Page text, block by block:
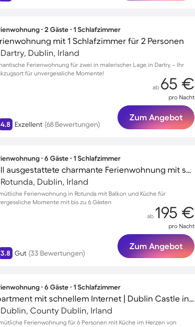
∙ 2 Gäste ∙ 1 Schlafzimmer
mit 1 Schlafzimmer für 2 Personen
Dartry, Dublin, Irland
Ferienwohnung für zwei in malerischer Lage in Dartry – Ihr
für unvergessliche Momente!
4.8 Exzellent (68 Bewertungen)
ab 65 €
pro Nacht
Zum Angebot
∙ 6 Gäste ∙ 1 Schlafzimmer
Voll ausgestattete charmante Ferienwohnung mit schnellem Internet | Ha’penny Bridge-Nähe | Stadtblick
Rotunda, Dublin, Irland
Ferienwohnung in Rotunda mit Balkon und Küche für
Momente mit bis zu 6 Gästen
3.8 Gut (33 Bewertungen)
ab 195 €
pro Nacht
Zum Angebot
∙ 6 Gäste ∙ 1 Schlafzimmer
Apartment mit schnellem Internet | Dublin Castle in der Nähe
Dublin, County Dublin, Irland
Ferienwohnung für 6 Personen mit Küche im Herzen von